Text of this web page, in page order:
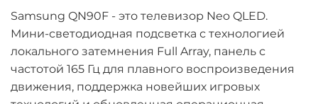
Samsung QN90F - это телевизор Neo QLED.
Мини-светодиодная подсветка с технологией
локального затемнения Full Array, панель с
частотой 165 Гц для плавного воспроизведения
движения, поддержка новейших игровых
Тип матрицы
Neo QLED
Страна
производства
Словакия/Венгрия
Кредит
Оплатить товар наличными можно курьеру,
при получении.
Данный вид оплаты доступен только для
Санкт-Петербурга, Ленинградской области,
Москвы, Московской области.
Говорят, что OLED выгорают. Это правда?
Есть ли гарантия?